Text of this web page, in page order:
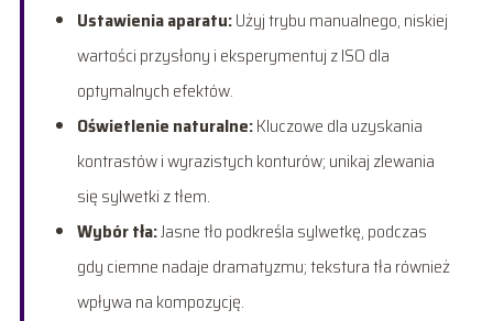
Ustawienia aparatu:Użyj trybu manualnego, niskiej
wartości przysłony i eksperymentuj z ISO dla
optymalnych efektów.
Oświetlenie naturalne:Kluczowe dla uzyskania
kontrastów i wyrazistych konturów; unikaj zlewania
się sylwetki z tłem.
Wybór tła:Jasne tło podkreśla sylwetkę, podczas
gdy ciemne nadaje dramatyzmu; tekstura tła również
wpływa na kompozycję.